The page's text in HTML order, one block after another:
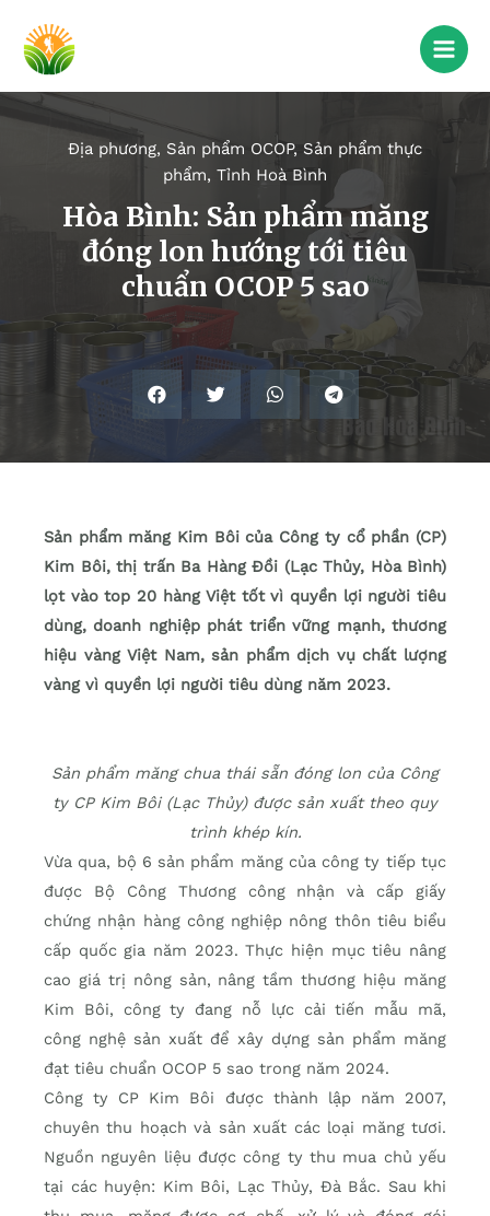
Địa phương, Sản phẩm OCOP, Sản phẩm thực
phẩm, Tỉnh Hoà Bình
Hòa Bình: Sản phẩm măng
đóng lon hướng tới tiêu
chuẩn OCOP 5 sao
Sản phẩm măng Kim Bôi của Công ty cổ phần (CP)
Kim Bôi, thị trấn Ba Hàng Đồi (Lạc Thủy, Hòa Bình)
lọt vào top 20 hàng Việt tốt vì quyền lợi người tiêu
dùng, doanh nghiệp phát triển vững mạnh, thương
hiệu vàng Việt Nam, sản phẩm dịch vụ chất lượng
vàng vì quyền lợi người tiêu dùng năm 2023.
Sản phẩm măng chua thái sẵn đóng lon của Công
ty CP Kim Bôi (Lạc Thủy) được sản xuất theo quy
trình khép kín.
Vừa qua, bộ 6 sản phẩm măng của công ty tiếp tục
được Bộ Công Thương công nhận và cấp giấy
chứng nhận hàng công nghiệp nông thôn tiêu biểu
cấp quốc gia năm 2023. Thực hiện mục tiêu nâng
cao giá trị nông sản, nâng tầm thương hiệu măng
Kim Bôi, công ty đang nỗ lực cải tiến mẫu mã,
công nghệ sản xuất để xây dựng sản phẩm măng
đạt tiêu chuẩn OCOP 5 sao trong năm 2024.
Công ty CP Kim Bôi được thành lập năm 2007,
chuyên thu hoạch và sản xuất các loại măng tươi.
Nguồn nguyên liệu được công ty thu mua chủ yếu
tại các huyện: Kim Bôi, Lạc Thủy, Đà Bắc. Sau khi